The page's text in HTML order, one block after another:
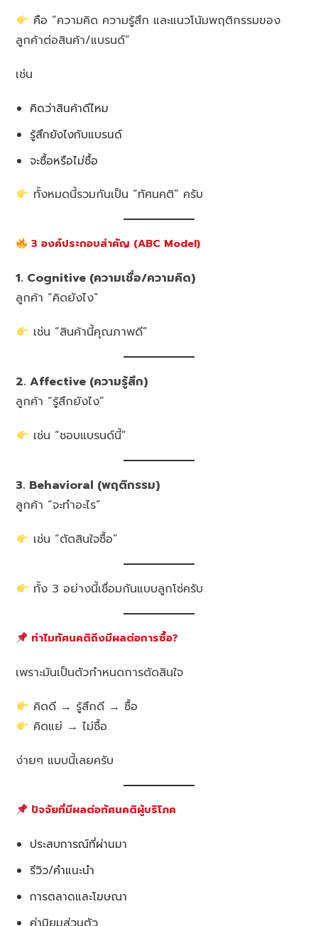
คือ “ความคิด ความรู้สึก และแนวโน้มพฤติกรรมของ
ลูกค้าต่อสินค้า/แบรนด์”
เช่น
คิดว่าสินค้าดีไหม
รู้สึกยังไงกับแบรนด์
จะซื้อหรือไม่ซื้อ
ทั้งหมดนี้รวมกันเป็น “ทัศนคติ” ครับ
3 องค์ประกอบสำคัญ (ABC Model)
1. Cognitive (ความเชื่อ/ความคิด)
ลูกค้า “คิดยังไง”
เช่น “สินค้านี้คุณภาพดี”
2. Affective (ความรู้สึก)
ลูกค้า “รู้สึกยังไง”
เช่น “ชอบแบรนด์นี้”
3. Behavioral (พฤติกรรม)
ลูกค้า “จะทำอะไร”
เช่น “ตัดสินใจซื้อ”
ทั้ง 3 อย่างนี้เชื่อมกันแบบลูกโซ่ครับ
ทำไมทัศนคติถึงมีผลต่อการซื้อ?
เพราะมันเป็นตัวกำหนดการตัดสินใจ
คิดดี → รู้สึกดี → ซื้อ
คิดแย่ → ไม่ซื้อ
ง่ายๆ แบบนี้เลยครับ
ปัจจัยที่มีผลต่อทัศนคติผู้บริโภค
ประสบการณ์ที่ผ่านมา
รีวิว/คำแนะนำ
การตลาดและโฆษณา